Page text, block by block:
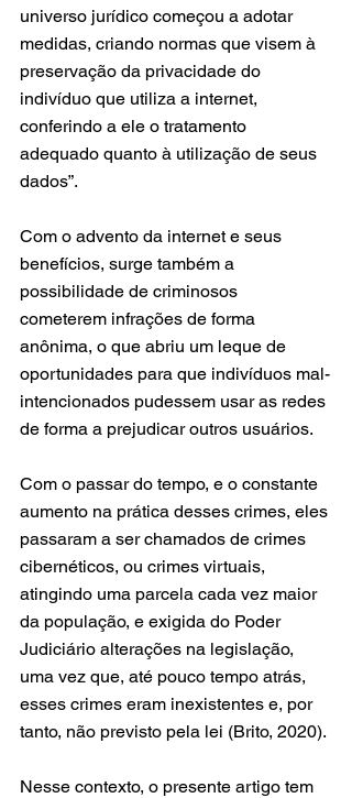
universo jurídico começou a adotar
medidas, criando normas que visem à
preservação da privacidade do
indivíduo que utiliza a internet,
conferindo a ele o tratamento
adequado quanto à utilização de seus
dados”.
Com o advento da internet e seus
benefícios, surge também a
possibilidade de criminosos
cometerem infrações de forma
anônima, o que abriu um leque de
oportunidades para que indivíduos mal-
intencionados pudessem usar as redes
de forma a prejudicar outros usuários.
Com o passar do tempo, e o constante
aumento na prática desses crimes, eles
passaram a ser chamados de crimes
cibernéticos, ou crimes virtuais,
atingindo uma parcela cada vez maior
da população, e exigida do Poder
Judiciário alterações na legislação,
uma vez que, até pouco tempo atrás,
esses crimes eram inexistentes e, por
tanto, não previsto pela lei (Brito, 2020).
Nesse contexto, o presente artigo tem